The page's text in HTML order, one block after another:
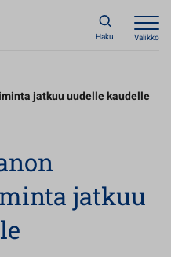
Haku Valikko
jatkuu uudelle kaudelle
jatkuu